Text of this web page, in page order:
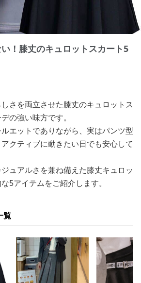
！膝丈のキュロットスカート5
さを両立させた膝丈のキュロットス
の強い味方です。
エットでありながら、実はパンツ型
クティブに動きたい日でも安心して
ュアルさを兼ね備えた膝丈キュロッ
5アイテムをご紹介します。
覧